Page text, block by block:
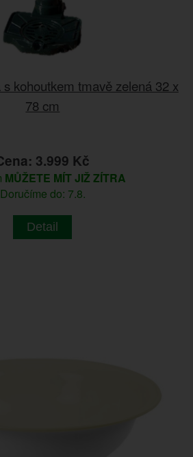
kohoutkem tmavě zelená 32 x
78 cm
3.999 Kč
MŮŽETE MÍT JIŽ ZÍTRA
Doručíme do: 7.8.
Detail